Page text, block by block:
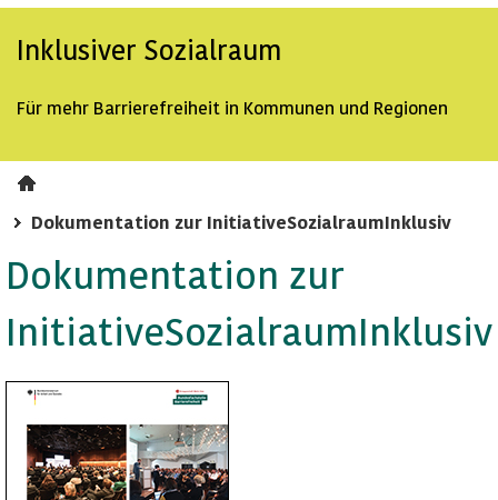
Inklusiver Sozialraum
Für mehr Barrierefreiheit in Kommunen und Regionen
Dokumentation zur InitiativeSozialraumInklusiv
Dokumentation zur
InitiativeSozialraumInklusiv